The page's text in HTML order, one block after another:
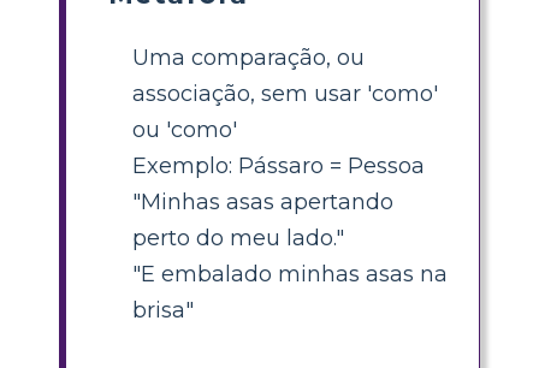
Uma comparação, ou
associação, sem usar 'como'
ou 'como'
Exemplo: Pássaro = Pessoa
"Minhas asas apertando
perto do meu lado."
"E embalado minhas asas na
brisa"